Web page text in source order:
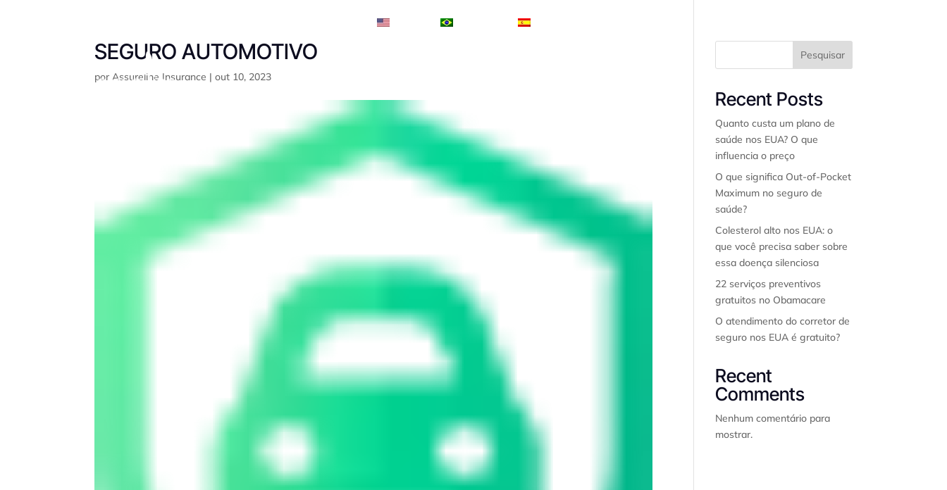
SEGURO AUTOMOTIVO
por Assureline Insurance |out 10, 2023
Pesquisar
Recent Posts
Quanto custa um plano de
saúde nos EUA? O que
influencia o preço
O que significa Out-of-Pocket
Maximum no seguro de
saúde?
Colesterol alto nos EUA: o
que você precisa saber sobre
essa doença silenciosa
22 serviços preventivos
gratuitos no Obamacare
O atendimento do corretor de
seguro nos EUA é gratuito?
Recent
Comments
Nenhum comentário para
mostrar.